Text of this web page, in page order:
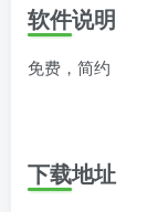
软件说明
免费，简约
下载地址